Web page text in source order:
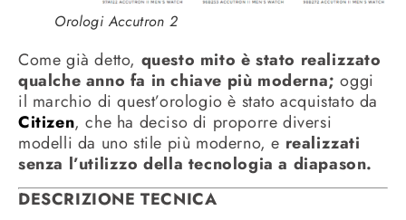
Orologi Accutron 2
Come già detto, questo mito è stato realizzato
qualche anno fa in chiave più moderna; oggi
il marchio di quest’orologio è stato acquistato da
Citizen, che ha deciso di proporre diversi
modelli da uno stile più moderno, e realizzati
senza l’utilizzo della tecnologia a diapason.
DESCRIZIONE TECNICA